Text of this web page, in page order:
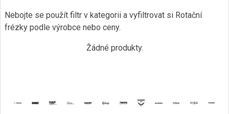
Nebojte se použít filtr v kategorii a vyfiltrovat si Rotační
frézky podle výrobce nebo ceny.
Žádné produkty.